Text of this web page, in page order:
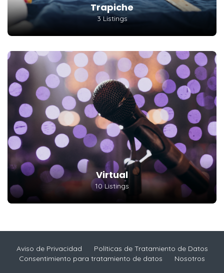
Trapiche
3 Listings
Virtual
10 Listings
Aviso de Privacidad
Políticas de Tratamiento de Datos
Consentimiento para tratamiento de datos
Nosotros